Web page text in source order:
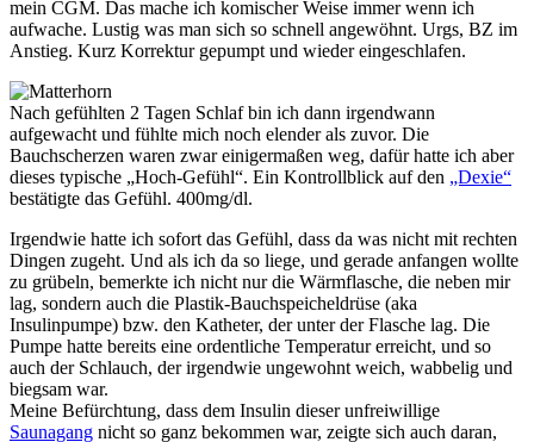
mein CGM. Das mache ich komischer Weise immer wenn ich
aufwache. Lustig was man sich so schnell angewöhnt. Urgs, BZ im
Anstieg. Kurz Korrektur gepumpt und wieder eingeschlafen.
Nach gefühlten 2 Tagen Schlaf bin ich dann irgendwann
aufgewacht und fühlte mich noch elender als zuvor. Die
Bauchscherzen waren zwar einigermaßen weg, dafür hatte ich aber
dieses typische „Hoch-Gefühl“. Ein Kontrollblick auf den „Dexie“
bestätigte das Gefühl. 400mg/dl.
Irgendwie hatte ich sofort das Gefühl, dass da was nicht mit rechten
Dingen zugeht. Und als ich da so liege, und gerade anfangen wollte
zu grübeln, bemerkte ich nicht nur die Wärmflasche, die neben mir
lag, sondern auch die Plastik-Bauchspeicheldrüse (aka
Insulinpumpe) bzw. den Katheter, der unter der Flasche lag. Die
Pumpe hatte bereits eine ordentliche Temperatur erreicht, und so
auch der Schlauch, der irgendwie ungewohnt weich, wabbelig und
biegsam war.
Meine Befürchtung, dass dem Insulin dieser unfreiwillige
Saunagang nicht so ganz bekommen war, zeigte sich auch daran,